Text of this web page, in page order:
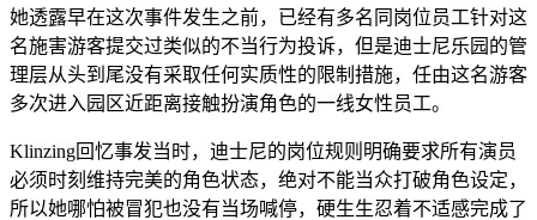
她透露早在这次事件发生之前，已经有多名同岗位员工针对这
名施害游客提交过类似的不当行为投诉，但是迪士尼乐园的管
理层从头到尾没有采取任何实质性的限制措施，任由这名游客
多次进入园区近距离接触扮演角色的一线女性员工。
Klinzing回忆事发当时，迪士尼的岗位规则明确要求所有演员
必须时刻维持完美的角色状态，绝对不能当众打破角色设定，
所以她哪怕被冒犯也没有当场喊停，硬生生忍着不适感完成了